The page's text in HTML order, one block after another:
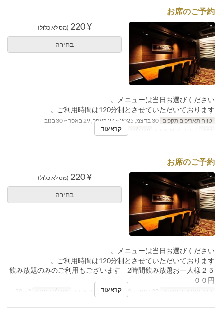
お席のご予約
¥ 220 (מס לא כלול)
בחירה
メニューは当日お選びください。
ご利用時間は120分制とさせていただいております。
טווח תאריכים תקפים
ימים
ב, ג, ד, ה, ש, א, חג מגבלת הזמנה 2 ~ 6
קרא עוד
お席のご予約
¥ 220 (מס לא כלול)
בחירה
メニューは当日お選びください。
ご利用時間は120分制とさせていただいております。
飲み放題のみのご利用もございます 2時間飲み放題お一人様２５
００円
טווח תאריכים תקפים ימים ש, א, חג מגבלת הזמנה קרא עוד